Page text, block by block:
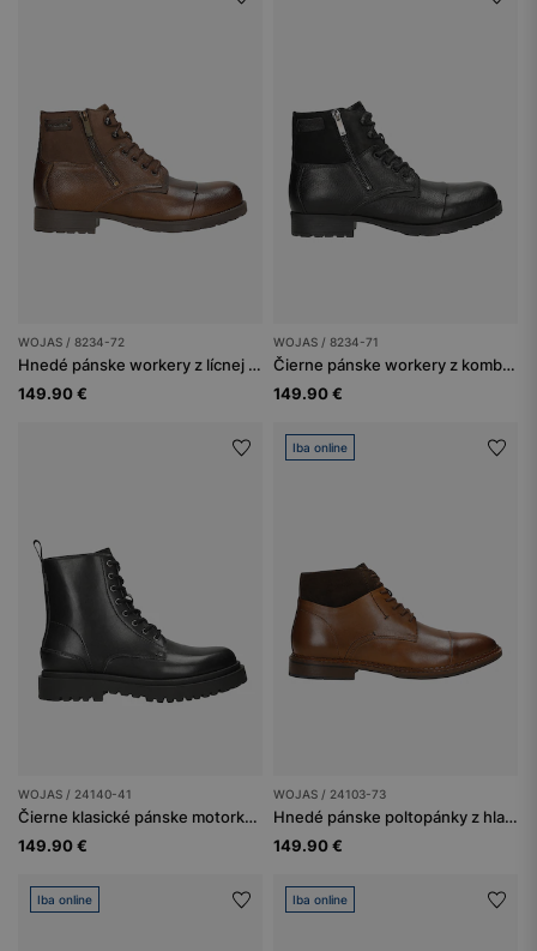
WOJAS / 8234-72
Hnedé pánske workery z lícnej kože a nubuku
149.90 €
WOJAS / 8234-71
Čierne pánske workery z kombinovaných kož
149.90 €
WOJAS / 24140-41
Čierne klasické pánske motorky na hrubej podrážke
149.90 €
Iba online
WOJAS / 24103-73
Hnedé pánske poltopánky z hladkej kože a vložkami z nubuku
149.90 €
Iba online Iba online